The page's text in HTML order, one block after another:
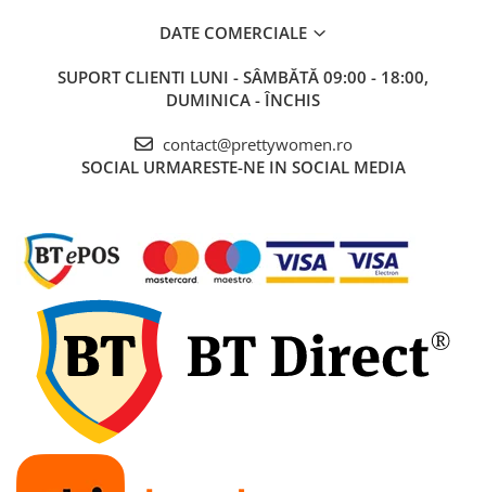
DATE COMERCIALE
SUPORT CLIENTI LUNI - SÂMBĂTĂ 09:00 - 18:00,
DUMINICA - ÎNCHIS
contact@prettywomen.ro
SOCIAL URMARESTE-NE IN SOCIAL MEDIA